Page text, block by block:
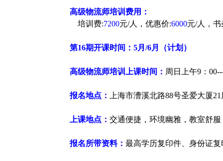
高级物流师培训 费用：
培训费:7200元/人，优惠价:6000元/人，书
第16期开课时间：5月/6月（计划）
高级物流师培训 上课时间： 周日上午9：
报名地点： 上海市漕溪北路88号圣爱大厦21
上课地点： 交通便捷，环境幽雅，教室舒服
报名所带资料： 最高学历复印件、身份证